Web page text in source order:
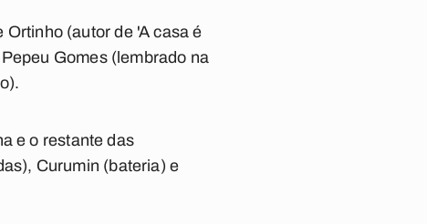
(autor de 'A casa é
Gomes (lembrado na
e o restante das
Curumin (bateria) e